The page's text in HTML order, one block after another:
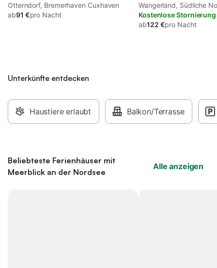
sowie Sauna
Otterndorf, Bremerhaven Cuxhaven
ab91 €pro Nacht
sowie Ausblick
Wangerland, Südliche
Kostenlose Stornierung
ab122 €pro Nacht
Unterkünfte entdecken
Haustiere erlaubt Balkon/Terrasse
Beliebteste Ferienhäuser mit
Meerblick an der Nordsee
Alle anzeigen